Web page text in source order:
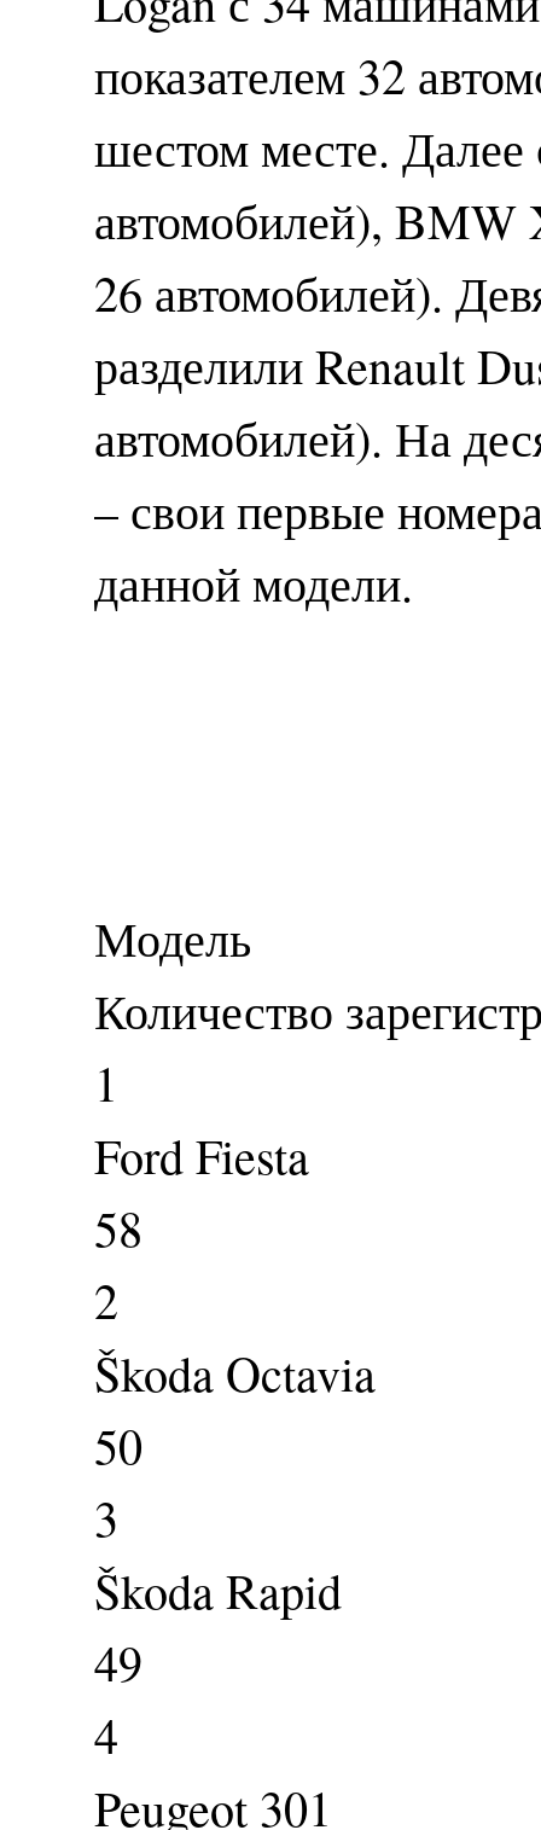
показателем 32
шестом месте.
автомобилей), BMW
26 автомобилей).
разделили Renault
автомобилей). На
– свои первые
данной модели.
Модель
Количество
1
Ford Fiesta
58
2
Škoda Octavia
50
3
Škoda Rapid
49
4
Peugeot 301